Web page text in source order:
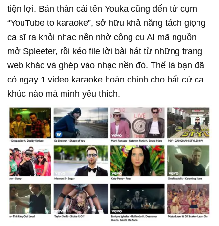
tiện lợi. Bản thân cái tên Youka cũng đến từ cụm
“YouTube to karaoke”, sở hữu khả năng tách giọng
ca sĩ ra khỏi nhạc nền nhờ công cụ AI mã nguồn
mở Spleeter, rồi kéo file lời bài hát từ những trang
web khác và ghép vào nhạc nền đó. Thế là bạn đã
có ngay 1 video karaoke hoàn chỉnh cho bất cứ ca
khúc nào mà mình yêu thích.